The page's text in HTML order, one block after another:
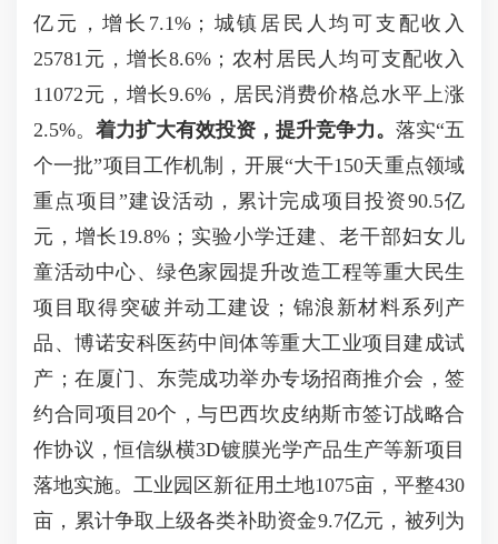
亿元，增长7.1%；城镇居民人均可支配收入
25781元，增长8.6%；农村居民人均可支配收入
11072元，增长9.6%，居民消费价格总水平上涨
2.5%。 着力扩大有效投资，提升竞争力。 落实“五
个一批”项目工作机制，开展“大干150天重点领域
重点项目”建设活动，累计完成项目投资90.5亿
元，增长19.8%；实验小学迁建、老干部妇女儿
童活动中心、绿色家园提升改造工程等重大民生
项目取得突破并动工建设；锦浪新材料系列产
品、博诺安科医药中间体等重大工业项目建成试
产；在厦门、东莞成功举办专场招商推介会，签
约合同项目20个，与巴西坎皮纳斯市签订战略合
作协议，恒信纵横3D镀膜光学产品生产等新项目
落地实施。工业园区新征用土地1075亩，平整430
亩，累计争取上级各类补助资金9.7亿元，被列为